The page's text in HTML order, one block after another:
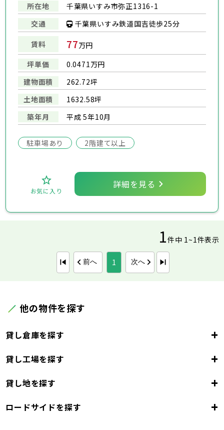
所在地
千葉県いすみ市弥正1316-1
交通
千葉県いすみ鉄道国吉徒歩25分
賃料 77万円
坪単価
0.0471万円
建物面積
262.72坪
土地面積
1632.58坪
築年月
平成 5年10月
駐車場あり 2階建て以上
お気に入り
詳細を見る
1件中 1~1件表示
前へ 1 次へ
他の物件を探す
貸し倉庫を探す +
東京都
23区
千代田区
中央区
台東区
墨田区
貸し工場を探す +
東京都
23区
貸し地を探す +
東京都
ロードサイドを探す +